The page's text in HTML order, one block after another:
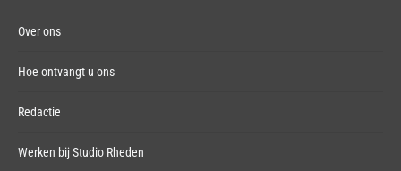
Over ons
Hoe ontvangt u ons
Redactie
Werken bij Studio Rheden